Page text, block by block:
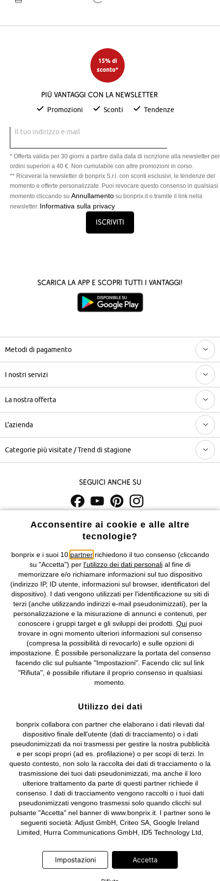
15% di
sconto*
Più vantaggi con la newsletter
Promozioni Sconti Tendenze
Il tuo indirizzo e-mail
* Offerta valida per 30 giorni a partire dalla data di iscrizione alla newsletter per
ordini superiori a 40 €. Non cumulabile con altre promozioni in corso.
** Riceverai la newsletter di bonprix S.r.l. con sconti esclusivi, le tendenze del
momento e offerte personalizzate. Puoi revocare questo consenso in qualsiasi
momento cliccando su Annullamento su bonprix.it o tramite il link nella
newsletter. Informativa sulla privacy
Iscriviti
Scarica la App e scopri tutti i vantaggi!
Metodi di pagamento
I nostri servizi
La nostra offerta
L'azienda
Categorie più visitate / Trend di stagione
Seguici anche su
I prezzi sono IVA inclusa. Non includonole spese di spedizione e i
costi di servizio.
Condizioni di vendita Accessibilità
Informativa privacy e cookie Gestione dei cookie
Informazioni legali Diritto di recesso
© 2026 bonprix.
Tutti i diritti riservati.
bonprix S.r.l. con socio unico, sede legale: via Adua 33 - 13855
Valdengo (BI) C.F. 01510910027 - P.I. 01939830020, Reg. Imprese di
Biella n. 01510910027, R.E.A. BI - 171345, N. Reg. Pile:
IT09060P00000858, N. Reg. AEE: IT08020000002105 Capitale
Sociale: euro 1.000.000 i.v, Società soggetta all'attività di direzione
e coordinamento di bonprix Beteiligungs -Verwaltungsgesellschaft
Acconsentire ai cookie e alle altre
tecnologie?
bonprix e i suoi 10 partnerrichiedono il tuo consenso (cliccando
su "Accetta") per l'utilizzo dei dati personali al fine di
memorizzare e/o richiamare informazioni sul tuo dispositivo
(indirizzo IP, ID utente, informazioni sul browser, identificatori del
dispositivo). I dati vengono utilizzati per l'identificazione su siti di
terzi (anche utilizzando indirizzi e-mail pseudonimizzati), per la
personalizzazione e la misurazione di annunci e contenuti, per
conoscere i gruppi target e gli sviluppi dei prodotti. Quipuoi
trovare in ogni momento ulteriori informazioni sul consenso
(compresa la possibilità di revocarlo) e sulle opzioni di
impostazione. È possibile personalizzare la portata del consenso
facendo clic sul pulsante "Impostazioni". Facendo clic sul link
"Rifiuta", è possibile rifiutare il proprio consenso in qualsiasi
momento.
Utilizzo dei dati
bonprix collabora con partner che elaborano i dati rilevati dal
dispositivo finale dell'utente (dati di tracciamento) o i dati
pseudonimizzati da noi trasmessi per gestire la nostra pubblicità
e per scopi propri (ad es. profilazione) o per scopi di terzi. In
questo contesto, non solo la raccolta dei dati di tracciamento o la
trasmissione dei tuoi dati pseudonimizzati, ma anche il loro
ulteriore trattamento da parte di questi partner richiede il
consenso. I dati di tracciamento vengono raccolti o i tuoi dati
pseudonimizzati vengono trasmessi solo quando clicchi sul
pulsante "Accetta" nel banner di www.bonprix.it. I partner sono le
seguenti società: Adjust GmbH, Criteo SA, Google Ireland
Limited, Hurra Communications GmbH, ID5 Technology Ltd,
Limited, Pinterest Europe Limited, RTB-House GmbH, TikTok
Information Technologies UK Limited. Ulteriori informazioni sul
Impostazioni Accetta